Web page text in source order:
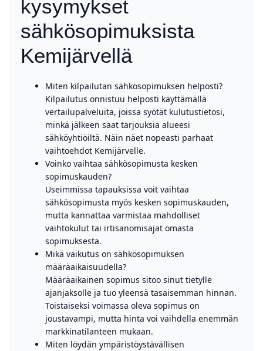
kysymykset
sähkösopimuksista
Kemijärvellä
Miten kilpailutan sähkösopimuksen helposti?
Kilpailutus onnistuu helposti käyttämällä
vertailupalveluita, joissa syötät kulutustietosi,
minkä jälkeen saat tarjouksia alueesi
sähköyhtiöiltä. Näin näet nopeasti parhaat
vaihtoehdot Kemijärvelle.
Voinko vaihtaa sähkösopimusta kesken
sopimuskauden?
Useimmissa tapauksissa voit vaihtaa
sähkösopimusta myös kesken sopimuskauden,
mutta kannattaa varmistaa mahdolliset
vaihtokulut tai irtisanomisajat omasta
sopimuksesta.
Mikä vaikutus on sähkösopimuksen
määräaikaisuudella?
Määräaikainen sopimus sitoo sinut tietylle
ajanjaksolle ja tuo yleensä tasaisemman hinnan.
Toistaiseksi voimassa oleva sopimus on
joustavampi, mutta hinta voi vaihdella enemmän
markkinatilanteen mukaan.
Miten löydän ympäristöystävällisen